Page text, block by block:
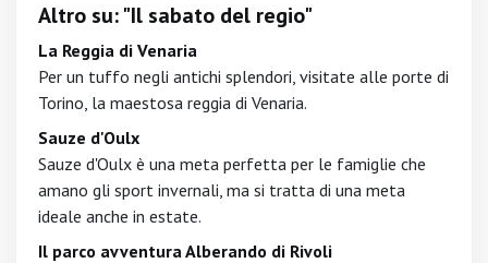
Altro su: "Il sabato del regio"
La Reggia di Venaria
Per un tuffo negli antichi splendori, visitate alle porte di
Torino, la maestosa reggia di Venaria.
Sauze d'Oulx
Sauze d'Oulx è una meta perfetta per le famiglie che
amano gli sport invernali, ma si tratta di una meta
ideale anche in estate.
Il parco avventura Alberando di Rivoli